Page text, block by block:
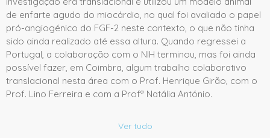
de enfarte agudo do miocárdio, no qual foi avaliado o papel
pró-angiogénico do FGF-2 neste contexto, o que não tinha
sido ainda realizado até essa altura. Quando regressei a
Portugal, a colaboração com o NIH terminou, mas foi ainda
possível fazer, em Coimbra, algum trabalho colaborativo
translacional nesta área com o Prof. Henrique Girão, com o
Prof. Lino Ferreira e com a Profª Natália António.
Ver tudo